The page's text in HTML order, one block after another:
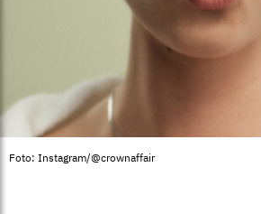
Foto: Instagram/@crownaffair